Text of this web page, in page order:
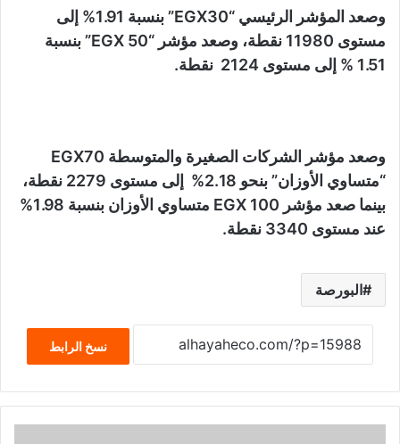
وصعد المؤشر الرئيسي “EGX30” بنسبة 1.91% إلى
مستوى 11980 نقطة، وصعد مؤشر “EGX 50” بنسبة
1.51 % إلى مستوى 2124 نقطة.
وصعد مؤشر الشركات الصغيرة والمتوسطة EGX70
“متساوي الأوزان” بنحو 2.18% إلى مستوى 2279 نقطة،
بينما صعد مؤشر EGX 100 متساوي الأوزان بنسبة 1.98%
عند مستوى 3340 نقطة.
البورصة
نسخ الرابط